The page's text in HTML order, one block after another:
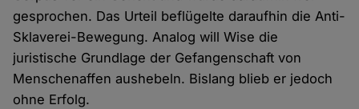
gesprochen. Das Urteil beflügelte daraufhin die Anti-
Sklaverei-Bewegung. Analog will Wise die
juristische Grundlage der Gefangenschaft von
Menschenaffen aushebeln. Bislang blieb er jedoch
ohne Erfolg.